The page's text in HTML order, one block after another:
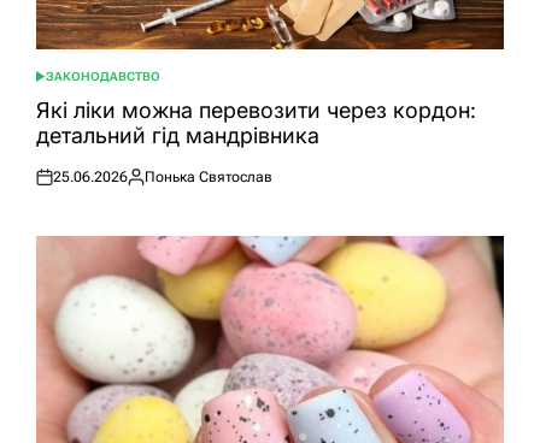
ОПУБЛІКУВАТИ
У
ЗАКОНОДАВСТВО
Які ліки можна перевозити через кордон:
детальний гід мандрівника
Оприлюднено
25.06.2026
Опубліковано
Понька Святослав